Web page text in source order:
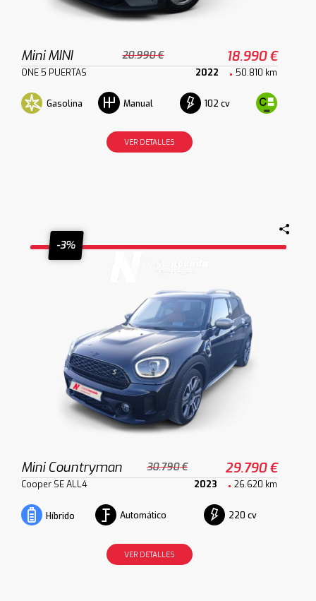
Mini MINI 20.990 € 18.990 €
ONE 5 PUERTAS 2022 50.810 km
Gasolina Manual 102 cv
VER DETALLES
-3%
Mini Countryman 30.790 € 29.790 €
Cooper SE ALL4 2023 26.620 km
Híbrido Automático 220 cv
VER DETALLES